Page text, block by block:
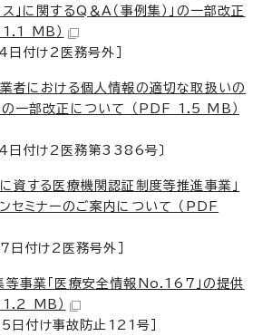
」に関するQ＆A（事例集）」の一部改正
MB）
日付け2医務号外］
者における個人情報の適切な取扱いの
の一部改正について （PDF 1.5 MB）
日付け2医務第3386号〕
資する医療機関認証制度等推進事業」
セミナーのご案内について （PDF
日付け2医務号外］
等事業「医療安全情報No.167」の提供
1.2 MB）
日付け事故防止121号］